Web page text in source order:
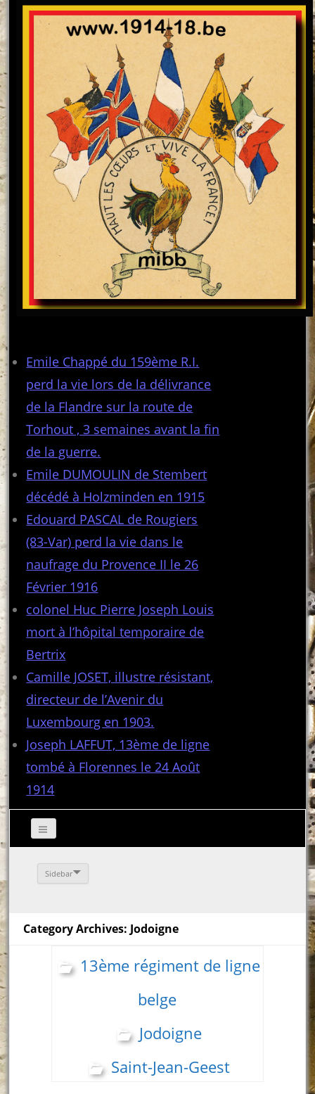
Emile Chappé du 159ème R.I.
perd la vie lors de la délivrance
de la Flandre sur la route de
Torhout , 3 semaines avant la fin
de la guerre.
Emile DUMOULIN de Stembert
décédé à Holzminden en 1915
Edouard PASCAL de Rougiers
(83-Var) perd la vie dans le
naufrage du Provence II le 26
Février 1916
colonel Huc Pierre Joseph Louis
mort à l’hôpital temporaire de
Bertrix
Camille JOSET, illustre résistant,
directeur de l’Avenir du
Luxembourg en 1903.
Joseph LAFFUT, 13ème de ligne
tombé à Florennes le 24 Août
1914
Sidebar
Category Archives: Jodoigne
13ème régiment de ligne
belge
Jodoigne
Saint-Jean-Geest